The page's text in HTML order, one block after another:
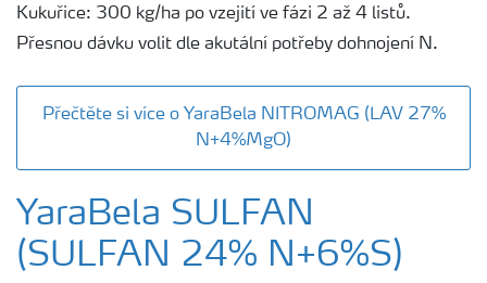
Kukuřice: 300 kg/ha po vzejití ve fázi 2 až 4 listů.
Přesnou dávku volit dle akutální potřeby dohnojení N.
Přečtěte si více o YaraBela NITROMAG (LAV 27%
N+4%MgO)
YaraBela SULFAN
(SULFAN 24% N+6%S)